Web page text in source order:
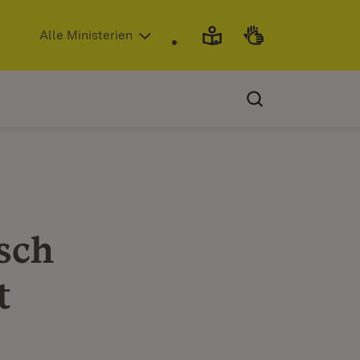
in neuem Fenster)
Alle Ministerien